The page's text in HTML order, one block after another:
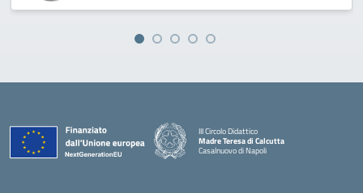
III Circolo Didattico
Madre Teresa di Calcutta
Casalnuovo di Napoli
— Visita la pagina iniziale della scuola